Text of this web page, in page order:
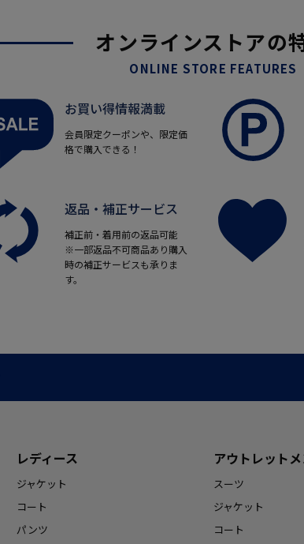
オンラインストアの
ONLINE STORE FEATURES
お買い得情報満載
会員限定クーポンや、限定価
格で購入できる！
返品・補正サービス
補正前・着用前の返品可能
※一部返品不可商品あり購入
時の補正サービスも承りま
す。
レディース
ジャケット
コート
パンツ
アウトレット
スーツ
ジャケット
コート